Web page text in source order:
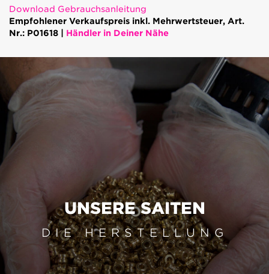
Download Gebrauchsanleitung
Empfohlener Verkaufspreis inkl. Mehrwertsteuer, Art.
Nr.: P01618 | Händler in Deiner Nähe
UNSERE SAITEN
DIE HERSTELLUNG